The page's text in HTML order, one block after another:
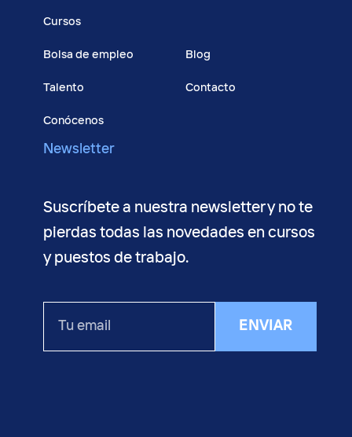
Cursos
Bolsa de empleo
Talento
Conócenos
Blog
Contacto
Newsletter
Suscríbete a nuestra newsletter y no te
pierdas todas las novedades en cursos
y puestos de trabajo.
ENVIAR